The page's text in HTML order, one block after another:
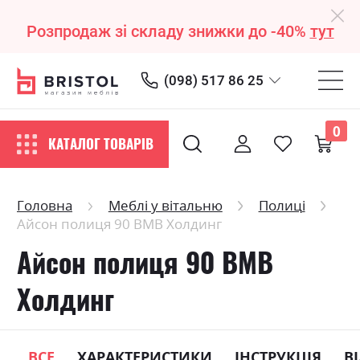
Розпродаж зі складу знижки до -40% тут
(098) 517 86 25
КАТАЛОГ ТОВАРІВ
0
Головна Меблі у вітальню
Полиці
Айсон полиця 90 ВМВ Холдинг
Айсон полиця 90 ВМВ
Холдинг